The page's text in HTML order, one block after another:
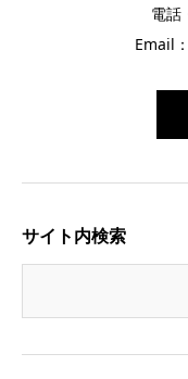
電話
Email
サイト内検索